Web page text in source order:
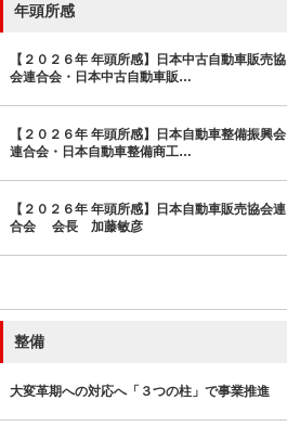
年頭所感
【２０２６年 年頭所感】日本中古自動車販売協
会連合会・日本中古自動車販…
【２０２６年 年頭所感】日本自動車整備振興会
連合会・日本自動車整備商工…
【２０２６年 年頭所感】日本自動車販売協会連
合会 会長 加藤敏彦
整備
大変革期への対応へ「３つの柱」で事業推進